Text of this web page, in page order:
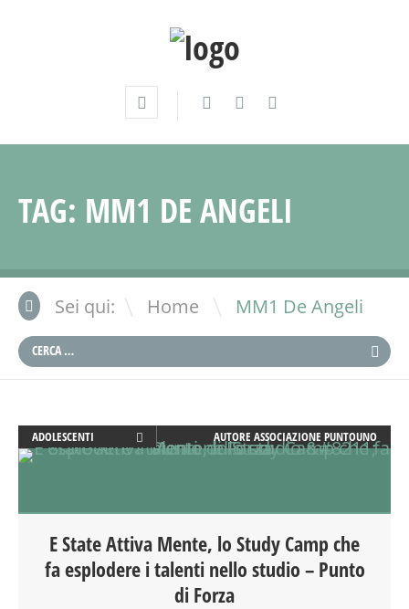
TAG: MM1 DE ANGELI
Sei qui: Home \ MM1 De Angeli
ADOLESCENTI
ADULTI
ESTATE
FACILITAZIONE GRAFICA
AUTORE ASSOCIAZIONE PUNTOUNO
E State Attiva Mente, lo Study Camp che
fa esplodere i talenti nello studio – Punto
di Forza